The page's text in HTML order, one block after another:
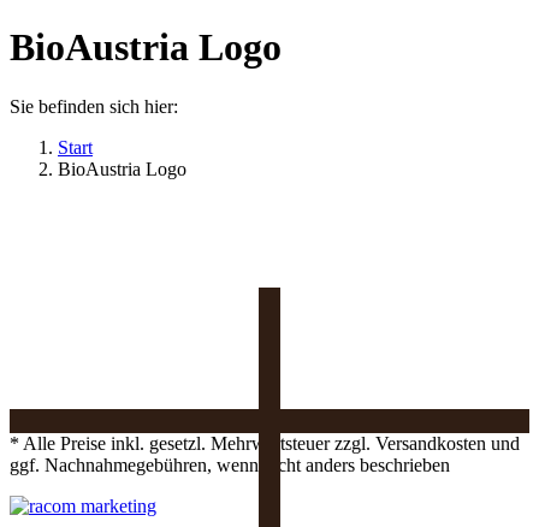
BioAustria Logo
Sie befinden sich hier:
Start
BioAustria Logo
* Alle Preise inkl. gesetzl. Mehrwertsteuer zzgl. Versandkosten und
ggf. Nachnahmegebühren, wenn nicht anders beschrieben